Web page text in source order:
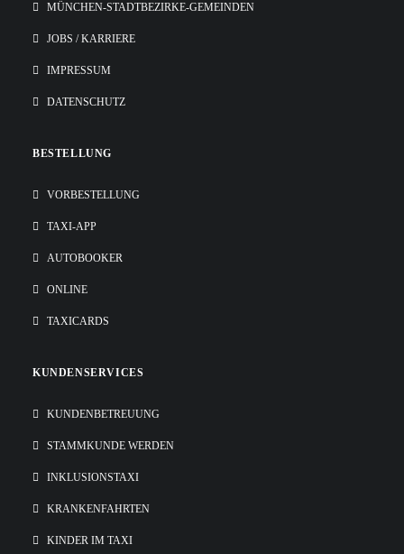
MÜNCHEN-STADTBEZIRKE-GEMEINDEN
JOBS / KARRIERE
IMPRESSUM
DATENSCHUTZ
BESTELLUNG
VORBESTELLUNG
TAXI-APP
AUTOBOOKER
ONLINE
TAXICARDS
KUNDENSERVICES
KUNDENBETREUUNG
STAMMKUNDE WERDEN
INKLUSIONSTAXI
KRANKENFAHRTEN
KINDER IM TAXI